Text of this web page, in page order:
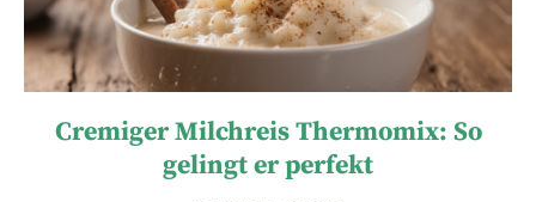
Cremiger Milchreis Thermomix: So
gelingt er perfekt